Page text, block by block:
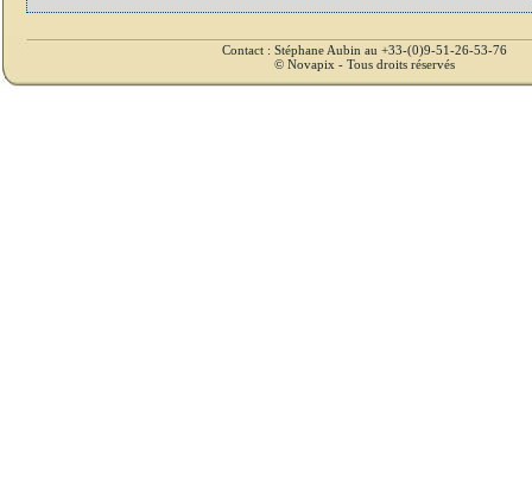
Contact : Stéphane Aubin au +33-(0)9-51-26-53-76
© Novapix - Tous droits réservés